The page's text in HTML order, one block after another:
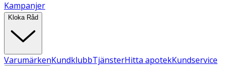
Kampanjer
Kloka Råd
VarumärkenKundklubbTjänsterHitta apotekKundservice